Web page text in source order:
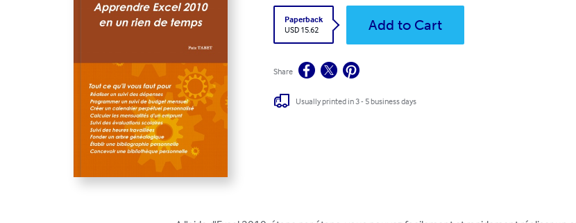
Paperback
USD 15.62
Add to Cart
Share
Usually printed in 3 - 5 business days